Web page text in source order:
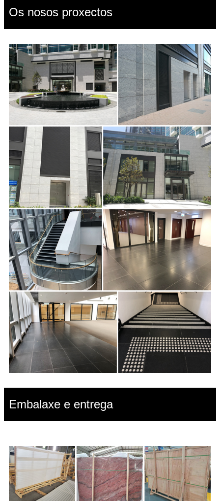
Os nosos proxectos
Embalaxe e entrega